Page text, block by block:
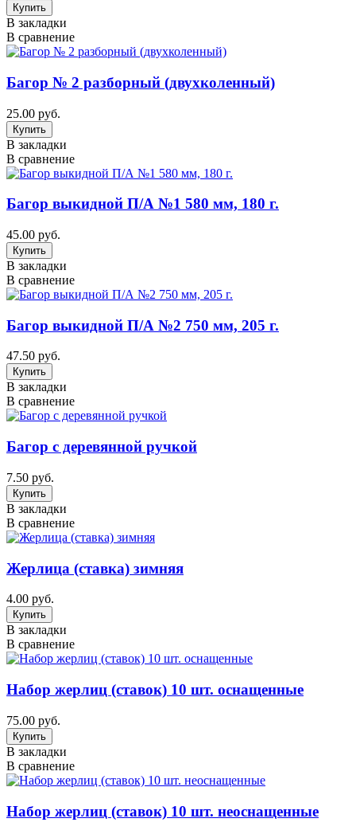
В закладки
В сравнение
Багор № 2 разборный (двухколенный)
25.00 руб.
В закладки
В сравнение
Багор выкидной П/А №1 580 мм, 180 г.
45.00 руб.
В закладки
В сравнение
Багор выкидной П/А №2 750 мм, 205 г.
47.50 руб.
В закладки
В сравнение
Багор с деревянной ручкой
7.50 руб.
В закладки
В сравнение
Жерлица (ставка) зимняя
4.00 руб.
В закладки
В сравнение
Набор жерлиц (ставок) 10 шт. оснащенные
75.00 руб.
В закладки
В сравнение
Набор жерлиц (ставок) 10 шт. неоснащенные